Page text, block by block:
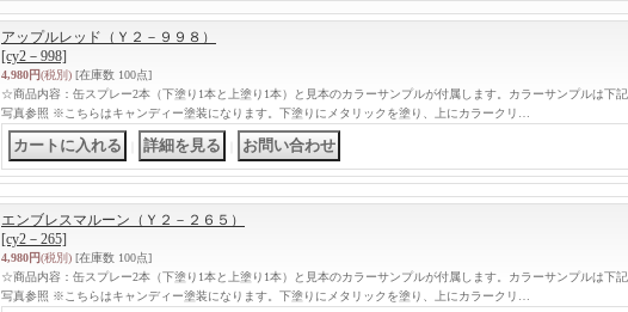
アップルレッド（Ｙ２－９９８）
[cy2－998]
4,980円(税別) [在庫数 100点]
☆商品内容：缶スプレー2本（下塗り1本と上塗り1本）と見本のカラーサンプルが付属します。カラーサンプルは下記
写真参照 ※こちらはキャンディー塗装になります。下塗りにメタリックを塗り、上にカラークリ…
エンブレスマルーン（Ｙ２－２６５）
[cy2－265]
4,980円(税別) [在庫数 100点]
☆商品内容：缶スプレー2本（下塗り1本と上塗り1本）と見本のカラーサンプルが付属します。カラーサンプルは下記
写真参照 ※こちらはキャンディー塗装になります。下塗りにメタリックを塗り、上にカラークリ…